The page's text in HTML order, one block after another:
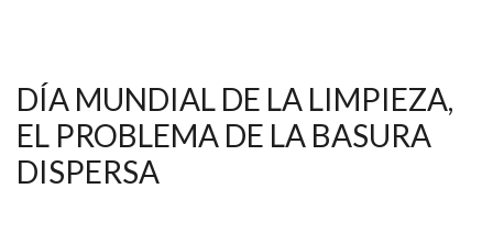
DÍA MUNDIAL DE LA LIMPIEZA,
EL PROBLEMA DE LA BASURA
DISPERSA